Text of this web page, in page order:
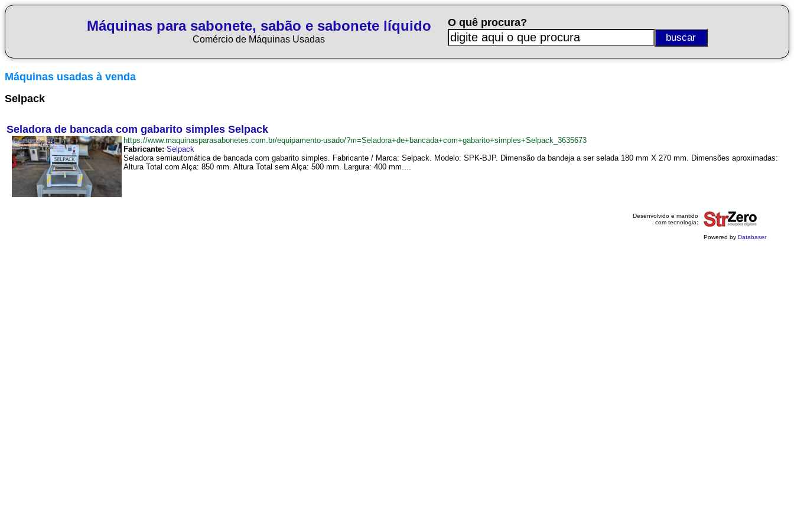
Máquinas para sabonete, sabão e sabonete líquido
Comércio de Máquinas Usadas
O quê procura?
Máquinas usadas à venda
Selpack
Seladora de bancada com gabarito simples Selpack
https://www.maquinasparasabonetes.com.br/equipamento-usado/?m=Seladora+de+bancada+com+gabarito+simples+Selpack_3635673
Fabricante: Selpack
Seladora semiautomática de bancada com gabarito simples. Fabricante / Marca: Selpack. Modelo: SPK-BJP. Dimensão da bandeja a ser selada 180 mm X 270 mm. Dimensões aproximadas:
Altura Total com Alça: 850 mm. Altura Total sem Alça: 500 mm. Largura: 400 mm....
Desenvolvido e mantido
com tecnologia:
Powered by Databaser